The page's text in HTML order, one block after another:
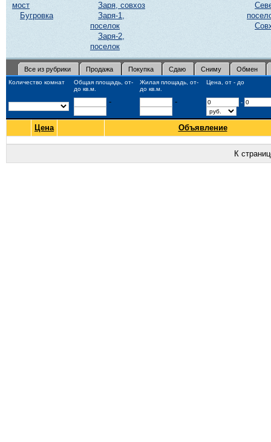
мост
Бугровка
Заря, совхоз
Заря-1,
поселок
Заря-2,
поселок
Все из рубрики Продажа Покупка Сдаю Сниму Обмен
Количество комнат
Общая площадь, от-
до кв.м.
Жилая площадь, от-
до кв.м.
Цена, от - до
- - -
Цена Объявление
К